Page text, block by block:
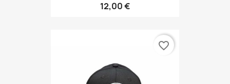
12,00 €
favorite_border